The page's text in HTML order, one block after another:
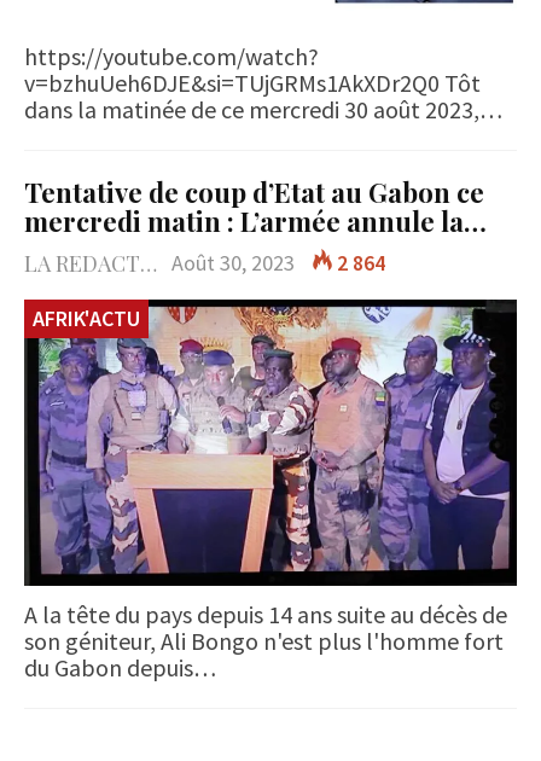
https://youtube.com/watch?
v=bzhuUeh6DJE&si=TUjGRMs1AkXDr2Q0 Tôt
dans la matinée de ce mercredi 30 août 2023,…
Tentative de coup d’Etat au Gabon ce
mercredi matin : L’armée annule la…
LA REDACTION Août 30, 2023
2 864
AFRIK'ACTU
A la tête du pays depuis 14 ans suite au décès de
son géniteur, Ali Bongo n'est plus l'homme fort
du Gabon depuis…